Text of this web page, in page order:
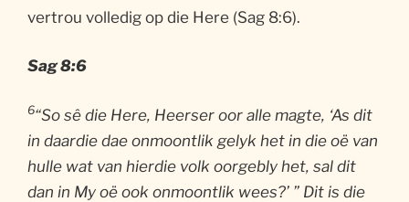
vertrou volledig op die Here (Sag 8:6).
Sag 8:6
6“So sê die Here, Heerser oor alle magte, ‘As dit
in daardie dae onmoontlik gelyk het in die oë van
hulle wat van hierdie volk oorgebly het, sal dit
dan in My oë ook onmoontlik wees?’ ” Dit is die